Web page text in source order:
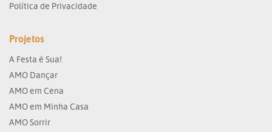
Política de Privacidade
Projetos
A Festa é Sua!
AMO Dançar
AMO em Cena
AMO em Minha Casa
AMO Sorrir